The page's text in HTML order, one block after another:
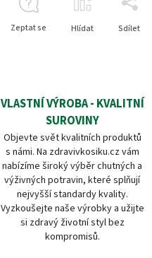
Zeptat se Hlídat Sdílet
VLASTNÍ VÝROBA - KVALITNÍ
SUROVINY
Objevte svět kvalitních produktů
s námi. Na zdravivkosiku.cz vám
nabízíme široký výběr chutných a
výživných potravin, které splňují
nejvyšší standardy kvality.
Vyzkoušejte naše výrobky a užijte
si zdravý životní styl bez
kompromisů.